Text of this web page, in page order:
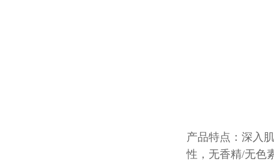
产品特点：深入
性，无香精/无色